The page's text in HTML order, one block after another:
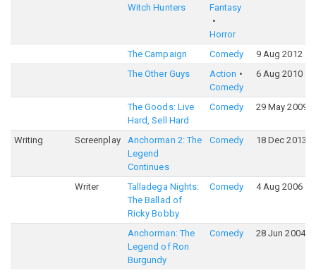
Witch Hunters
Fantasy
Horror
The Campaign Comedy 9 Aug 2012
The Other Guys
Action
Comedy
6 Aug 2010
The Goods: Live
Hard, Sell Hard
Comedy 29 May 2009
Writing Screenplay
Anchorman 2: The
Legend
Continues
Comedy 18 Dec 2013
Writer
Talladega Nights:
The Ballad of
Ricky Bobby
Comedy 4 Aug 2006
Anchorman: The
Legend of Ron
Burgundy
Comedy 28 Jun 2004